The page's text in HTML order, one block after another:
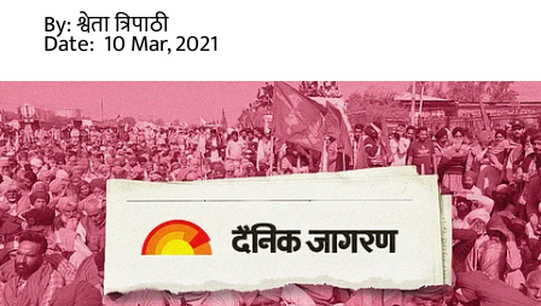
By:श्वेता त्रिपाठी
Date: 10 Mar, 2021